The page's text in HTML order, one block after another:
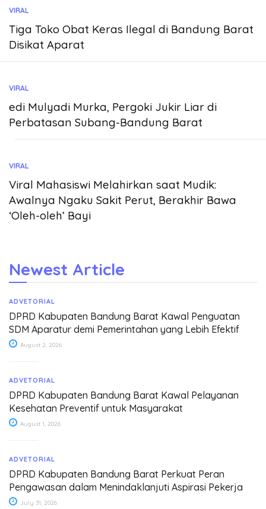
VIRAL
Tiga Toko Obat Keras Ilegal di Bandung Barat
Disikat Aparat
VIRAL
edi Mulyadi Murka, Pergoki Jukir Liar di
Perbatasan Subang-Bandung Barat
VIRAL
Viral Mahasiswi Melahirkan saat Mudik:
Awalnya Ngaku Sakit Perut, Berakhir Bawa
‘Oleh-oleh’ Bayi
Newest Article
ADVETORIAL
DPRD Kabupaten Bandung Barat Kawal Penguatan
SDM Aparatur demi Pemerintahan yang Lebih Efektif
August 2, 2026
ADVETORIAL
DPRD Kabupaten Bandung Barat Kawal Pelayanan
Kesehatan Preventif untuk Masyarakat
August 1, 2026
ADVETORIAL
DPRD Kabupaten Bandung Barat Perkuat Peran
Pengawasan dalam Menindaklanjuti Aspirasi Pekerja
July 31, 2026